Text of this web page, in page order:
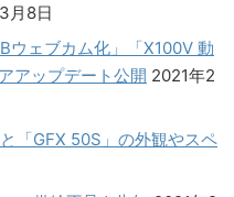
月8日
ウェブカム化」「X100V 動
アップデート公開 2021年2
「GFX 50S」の外観やスペ